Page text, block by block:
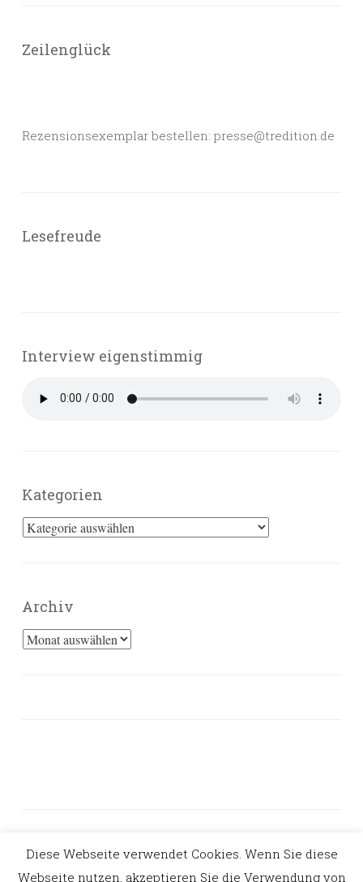
Zeilenglück
Rezensionsexemplar bestellen: presse@tredition.de
Lesefreude
Interview eigenstimmig
Kategorien
Kategorien
Archiv
Archiv
PROUDLY POWERED BY WORDPRESS
Diese Webseite verwendet Cookies. Wenn Sie diese
Webseite nutzen, akzeptieren Sie die Verwendung von